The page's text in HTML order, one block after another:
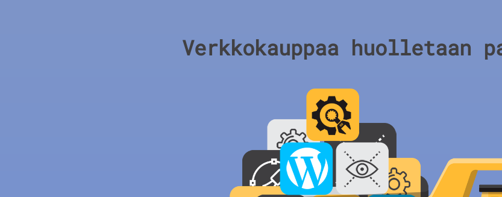
Verkkokauppaa huolletaan